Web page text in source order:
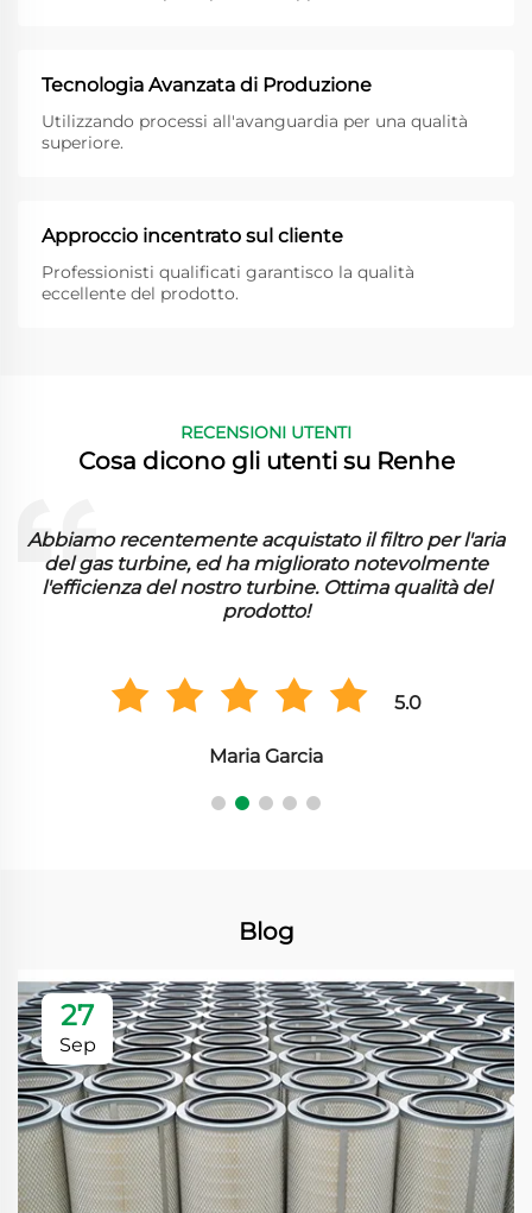
Tecnologia Avanzata di Produzione
Utilizzando processi all'avanguardia per una qualità
superiore.
Approccio incentrato sul cliente
Professionisti qualificati garantisco la qualità
eccellente del prodotto.
RECENSIONI UTENTI
Cosa dicono gli utenti su Renhe
Abbiamo recentemente acquistato il filtro per l'aria
del gas turbine, ed ha migliorato notevolmente
l'efficienza del nostro turbine. Ottima qualità del
prodotto!
5.0
Maria Garcia
Blog
27
Sep